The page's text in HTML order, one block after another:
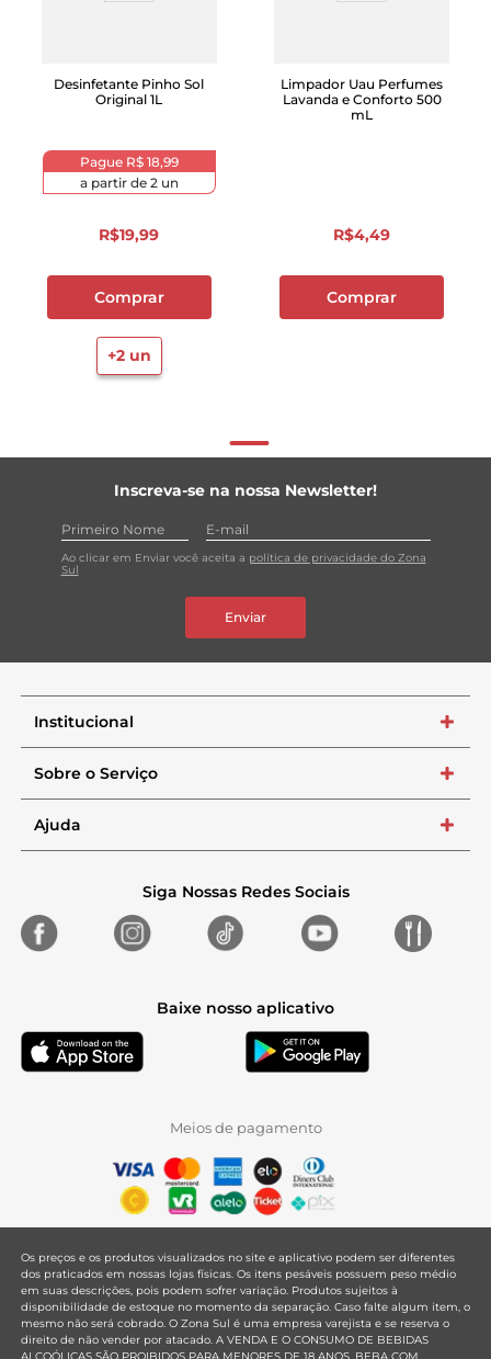
Desinfetante Pinho Sol
Original 1L
Pague R$ 18,99
a partir de 2un
R$19,99
Comprar
+2un
Limpador Uau Perfumes
Lavanda e Conforto 500
mL
R$4,49
Comprar
Inscreva-se na nossa Newsletter!
Ao clicar em Enviar você aceita a política de privacidade do Zona
Sul
Enviar
Institucional +
Sobre o Serviço +
Ajuda +
Siga Nossas Redes Sociais
Baixe nosso aplicativo
Meios de pagamento
Os preços e os produtos visualizados no site e aplicativo podem ser diferentes
dos praticados em nossas lojas físicas. Os itens pesáveis possuem peso médio
em suas descrições, pois podem sofrer variação. Produtos sujeitos à
disponibilidade de estoque no momento da separação. Caso falte algum item, o
mesmo não será cobrado. O Zona Sul é uma empresa varejista e se reserva o
direito de não vender por atacado. A VENDA E O CONSUMO DE BEBIDAS